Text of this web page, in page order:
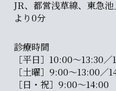
JR、都営浅草線、東急
より0分
診療時間
［平日］10:00〜13:30
［土曜］9:00〜13:00／
［日・祝］9:00〜14:00